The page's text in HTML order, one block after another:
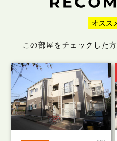
この部屋をチェックした